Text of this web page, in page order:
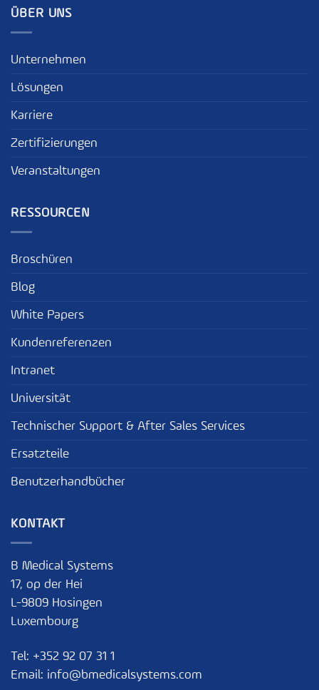
ÜBER UNS
Unternehmen
Lösungen
Karriere
Zertifizierungen
Veranstaltungen
RESSOURCEN
Broschüren
Blog
White Papers
Kundenreferenzen
Intranet
Universität
Technischer Support & After Sales Services
Ersatzteile
Benutzerhandbücher
KONTAKT
B Medical Systems
17, op der Hei
L-9809 Hosingen
Luxembourg
Tel: +352 92 07 31 1
Email: info@bmedicalsystems.com